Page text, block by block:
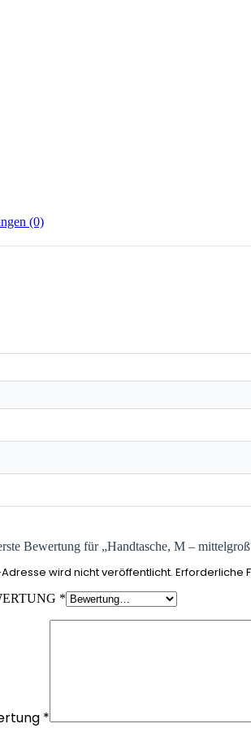
(0)
Bewertung für „Handtasche, M –
wird nicht veröffentlicht. Erforderliche
*
*